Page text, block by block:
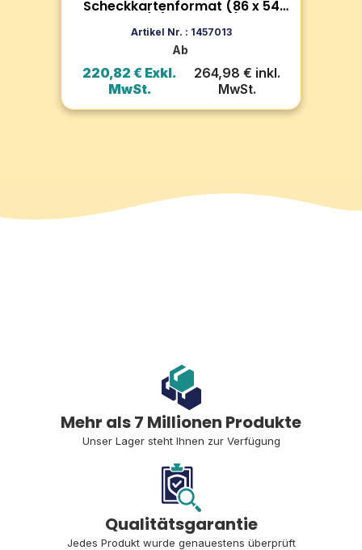
Scheckkartenformat (86 x 54
Artikel Nr. : 1457013
Ab
220,82 € Exkl.
MwSt.
264,98 € inkl.
MwSt.
In den Warenkorb
Mehr als 7 Millionen Produkte
Unser Lager steht Ihnen zur Verfügung
Qualitätsgarantie
Jedes Produkt wurde genauestens überprüft